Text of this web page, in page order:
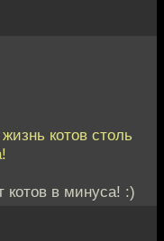
котов столь
в минуса! :)